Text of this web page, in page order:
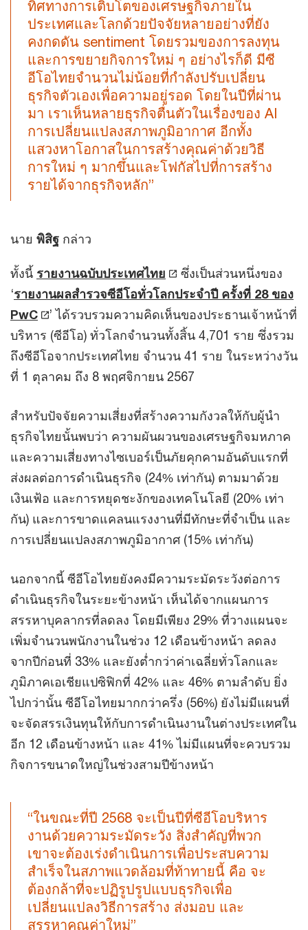
ทิศทางการเติบโตของเศรษฐกิจภายใน
ประเทศและโลกด้วยปัจจัยหลายอย่างที่ยัง
คงกดดัน sentiment โดยรวมของการลงทุน
และการขยายกิจการใหม่ ๆ อย่างไรก็ดี มีซี
อีโอไทยจำนวนไม่น้อยที่กำลังปรับเปลี่ยน
ธุรกิจตัวเองเพื่อความอยู่รอด โดยในปีที่ผ่าน
มา เราเห็นหลายธุรกิจตื่นตัวในเรื่องของ AI
การเปลี่ยนแปลงสภาพภูมิอากาศ อีกทั้ง
แสวงหาโอกาสในการสร้างคุณค่าด้วยวิธี
การใหม่ ๆ มากขึ้นและโฟกัสไปที่การสร้าง
รายได้จากธุรกิจหลัก”
นาย พิสิฐ กล่าว
ทั้งนี้ รายงานฉบับประเทศไทย
ซึ่งเป็นส่วนหนึ่งของ
‘รายงานผลสำรวจซีอีโอทั่วโลกประจำปี ครั้งที่ 28 ของ
PwC
’ ได้รวบรวมความคิดเห็นของประธานเจ้าหน้าที่
บริหาร (ซีอีโอ) ทั่วโลกจำนวนทั้งสิ้น 4,701 ราย ซึ่งรวม
ถึงซีอีโอจากประเทศไทย จำนวน 41 ราย ในระหว่างวัน
ที่ 1 ตุลาคม ถึง 8 พฤศจิกายน 2567
สำหรับปัจจัยความเสี่ยงที่สร้างความกังวลให้กับผู้นำ
ธุรกิจไทยนั้นพบว่า ความผันผวนของเศรษฐกิจมหภาค
และความเสี่ยงทางไซเบอร์เป็นภัยคุกคามอันดับแรกที่
ส่งผลต่อการดำเนินธุรกิจ (24% เท่ากัน) ตามมาด้วย
เงินเฟ้อ และการหยุดชะงักของเทคโนโลยี (20% เท่า
กัน) และการขาดแคลนแรงงานที่มีทักษะที่จำเป็น และ
การเปลี่ยนแปลงสภาพภูมิอากาศ (15% เท่ากัน)
นอกจากนี้ ซีอีโอไทยยังคงมีความระมัดระวังต่อการ
ดำเนินธุรกิจในระยะข้างหน้า เห็นได้จากแผนการ
สรรหาบุคลากรที่ลดลง โดยมีเพียง 29% ที่วางแผนจะ
เพิ่มจำนวนพนักงานในช่วง 12 เดือนข้างหน้า ลดลง
จากปีก่อนที่ 33% และยังต่ำกว่าค่าเฉลี่ยทั่วโลกและ
ภูมิภาคเอเชียแปซิฟิกที่ 42% และ 46% ตามลำดับ ยิ่ง
ไปกว่านั้น ซีอีโอไทยมากกว่าครึ่ง (56%) ยังไม่มีแผนที่
จะจัดสรรเงินทุนให้กับการดำเนินงานในต่างประเทศใน
อีก 12 เดือนข้างหน้า และ 41% ไม่มีแผนที่จะควบรวม
กิจการขนาดใหญ่ในช่วงสามปีข้างหน้า
“ในขณะที่ปี 2568 จะเป็นปีที่ซีอีโอบริหาร
งานด้วยความระมัดระวัง สิ่งสำคัญที่พวก
เขาจะต้องเร่งดำเนินการเพื่อประสบความ
สำเร็จในสภาพแวดล้อมที่ท้าทายนี้ คือ จะ
ต้องกล้าที่จะปฏิรูปรูปแบบธุรกิจเพื่อ
เปลี่ยนแปลงวิธีการสร้าง ส่งมอบ และ
สรรหาคุณค่าใหม่”